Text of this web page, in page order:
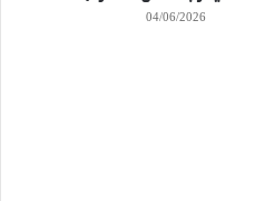
04/06/2026